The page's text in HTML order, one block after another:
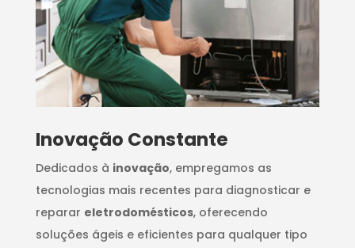
Inovação Constante
Dedicados à inovação, empregamos as
tecnologias mais recentes para diagnosticar e
reparar eletrodomésticos, oferecendo
soluções ágeis e eficientes para qualquer tipo